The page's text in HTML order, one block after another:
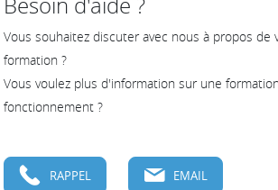
Vous souhaitez discuter avec nous à propos de
formation ?
Vous voulez plus d'information sur une
fonctionnement ?
RAPPEL EMAIL